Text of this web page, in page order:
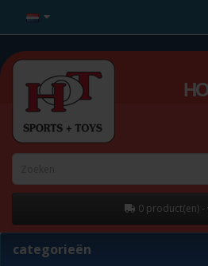
0 product(en) -
categorieën